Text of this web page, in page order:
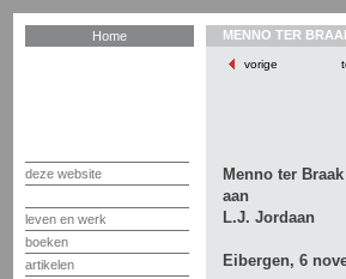
Home
deze website
leven en werk
boeken
artikelen
MENNO TER
vorige
Menno ter Braak
aan
L.J. Jordaan
Eibergen, 6